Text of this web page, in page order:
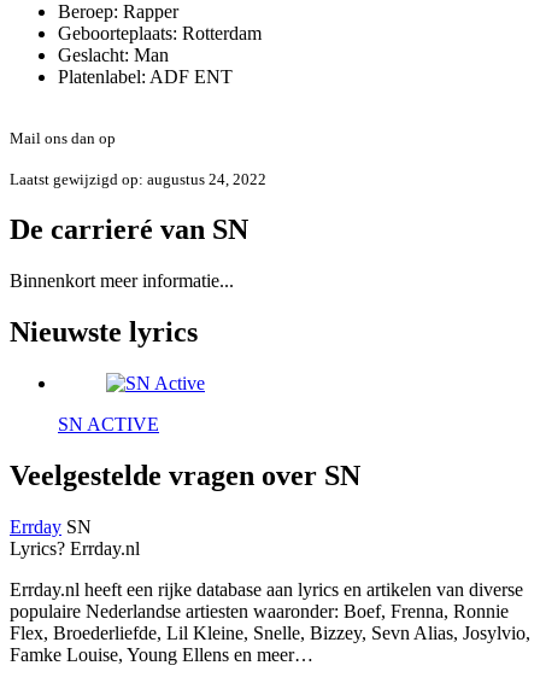
Beroep: Rapper
Geboorteplaats: Rotterdam
Geslacht: Man
Platenlabel: ADF ENT
Mail ons dan op
Laatst gewijzigd op: augustus 24, 2022
De carrieré van SN
Binnenkort meer informatie...
Nieuwste lyrics
SN ACTIVE
Veelgestelde vragen over SN
Errday SN
Lyrics? Errday.nl
Errday.nl heeft een rijke database aan lyrics en artikelen van diverse
populaire Nederlandse artiesten waaronder: Boef, Frenna, Ronnie
Flex, Broederliefde, Lil Kleine, Snelle, Bizzey, Sevn Alias, Josylvio,
Famke Louise, Young Ellens en meer…